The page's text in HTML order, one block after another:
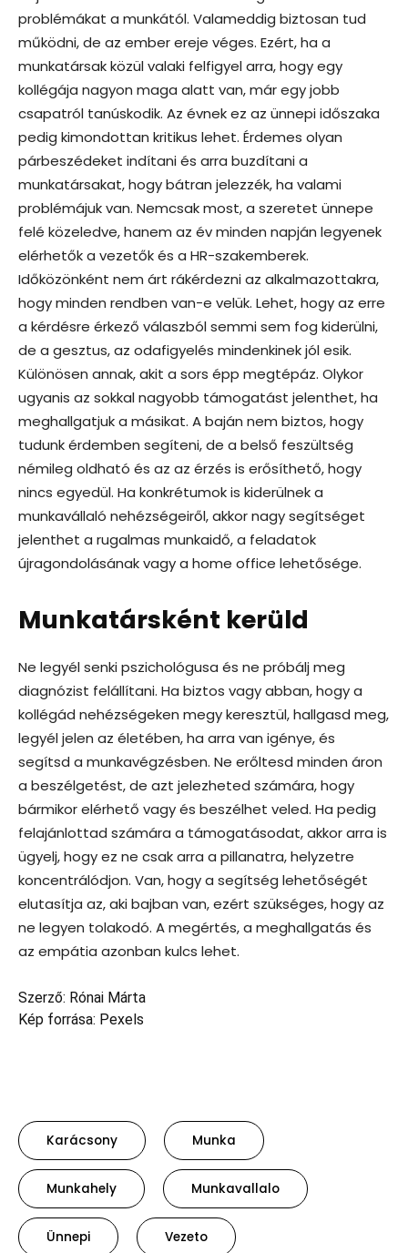
problémákat a munkától. Valameddig biztosan tud
működni, de az ember ereje véges. Ezért, ha a
munkatársak közül valaki felfigyel arra, hogy egy
kollégája nagyon maga alatt van, már egy jobb
csapatról tanúskodik. Az évnek ez az ünnepi időszaka
pedig kimondottan kritikus lehet. Érdemes olyan
párbeszédeket indítani és arra buzdítani a
munkatársakat, hogy bátran jelezzék, ha valami
problémájuk van. Nemcsak most, a szeretet ünnepe
felé közeledve, hanem az év minden napján legyenek
elérhetők a vezetők és a HR-szakemberek.
Időközönként nem árt rákérdezni az alkalmazottakra,
hogy minden rendben van-e velük. Lehet, hogy az erre
a kérdésre érkező válaszból semmi sem fog kiderülni,
de a gesztus, az odafigyelés mindenkinek jól esik.
Különösen annak, akit a sors épp megtépáz. Olykor
ugyanis az sokkal nagyobb támogatást jelenthet, ha
meghallgatjuk a másikat. A baján nem biztos, hogy
tudunk érdemben segíteni, de a belső feszültség
némileg oldható és az az érzés is erősíthető, hogy
nincs egyedül. Ha konkrétumok is kiderülnek a
munkavállaló nehézségeiről, akkor nagy segítséget
jelenthet a rugalmas munkaidő, a feladatok
újragondolásának vagy a home office lehetősége.
Munkatársként kerüld
Ne legyél senki pszichológusa és ne próbálj meg
diagnózist felállítani. Ha biztos vagy abban, hogy a
kollégád nehézségeken megy keresztül, hallgasd meg,
legyél jelen az életében, ha arra van igénye, és
segítsd a munkavégzésben. Ne erőltesd minden áron
a beszélgetést, de azt jelezheted számára, hogy
bármikor elérhető vagy és beszélhet veled. Ha pedig
felajánlottad számára a támogatásodat, akkor arra is
ügyelj, hogy ez ne csak arra a pillanatra, helyzetre
koncentrálódjon. Van, hogy a segítség lehetőségét
elutasítja az, aki bajban van, ezért szükséges, hogy az
ne legyen tolakodó. A megértés, a meghallgatás és
az empátia azonban kulcs lehet.
Szerző: Rónai Márta
Kép forrása: Pexels
Karácsony Munka
Munkahely Munkavallalo
Ünnepi Vezeto